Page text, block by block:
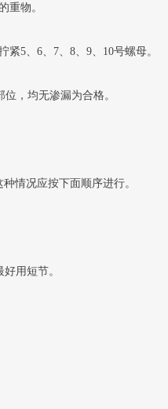
重物。
5、6、7、8、9、10号螺母。
，均无渗漏为合格。
情况应按下面顺序进行。
用短节。